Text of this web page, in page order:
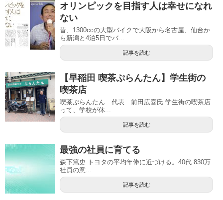
オリンピックを目指す人は幸せになれ
ない
昔、1300ccの大型バイクで大阪から名古屋、仙台か
ら新潟と4泊5日でバ...
記事を読む
【早稲田 喫茶ぷらんたん】学生街の
喫茶店
喫茶ぷらんたん 代表 前田広喜氏 学生街の喫茶店
って、学校が休...
記事を読む
最強の社員に育てる
森下篤史 トヨタの平均年俸に近づける。40代 830万
社員の意...
記事を読む